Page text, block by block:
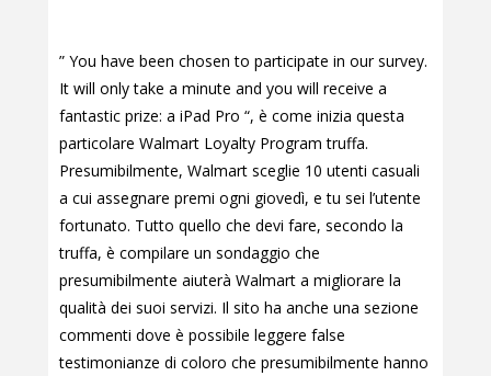
” You have been chosen to participate in our survey.
It will only take a minute and you will receive a
fantastic prize: a iPad Pro “, è come inizia questa
particolare Walmart Loyalty Program truffa.
Presumibilmente, Walmart sceglie 10 utenti casuali
a cui assegnare premi ogni giovedì, e tu sei l’utente
fortunato. Tutto quello che devi fare, secondo la
truffa, è compilare un sondaggio che
presumibilmente aiuterà Walmart a migliorare la
qualità dei suoi servizi. Il sito ha anche una sezione
commenti dove è possibile leggere false
testimonianze di coloro che presumibilmente hanno